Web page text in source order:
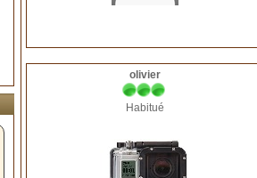
olivier
Habitué